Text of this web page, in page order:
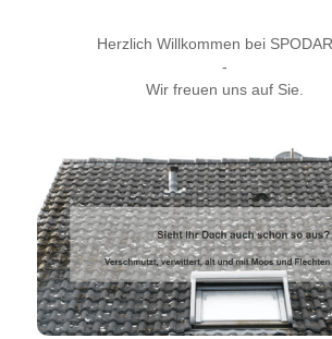
Herzlich Willkommen bei
-
Wir freuen uns auf Sie.